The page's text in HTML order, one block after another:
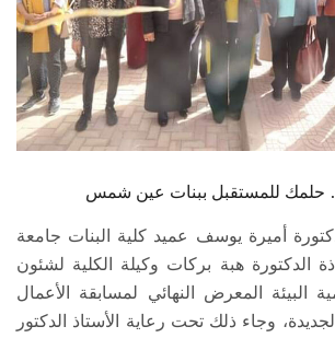
الدراسات العليا
الخريجين
الموظفون
سجل الان
للمستقبل ببنات عين شمس
أميرة يوسف عميد كلية البنات جامعة
الدكتورة هبة بركات وكيلة الكلية لشئون
البيئة المعرض النهائي لمسابقة الأعمال
وجاء ذلك تحت رعاية الأستاذ الدكتور